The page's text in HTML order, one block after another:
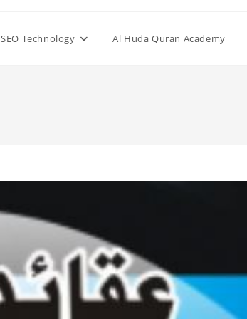
SEO Technology Al Huda Quran Academy